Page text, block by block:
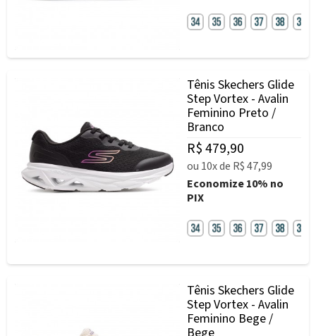
Tênis Skechers Glide
Step Vortex - Avalin
Feminino Preto /
Branco
R$ 479,90
ou 10xde R$ 47,99
Economize10% no
PIX
Tênis Skechers Glide
Step Vortex - Avalin
Feminino Bege /